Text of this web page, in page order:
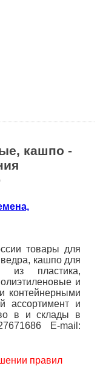
кашпо -
товары для
кашпо для
из пластика,
и
контейнерными
ассортимент и
в и склады в
E-mail:
правил